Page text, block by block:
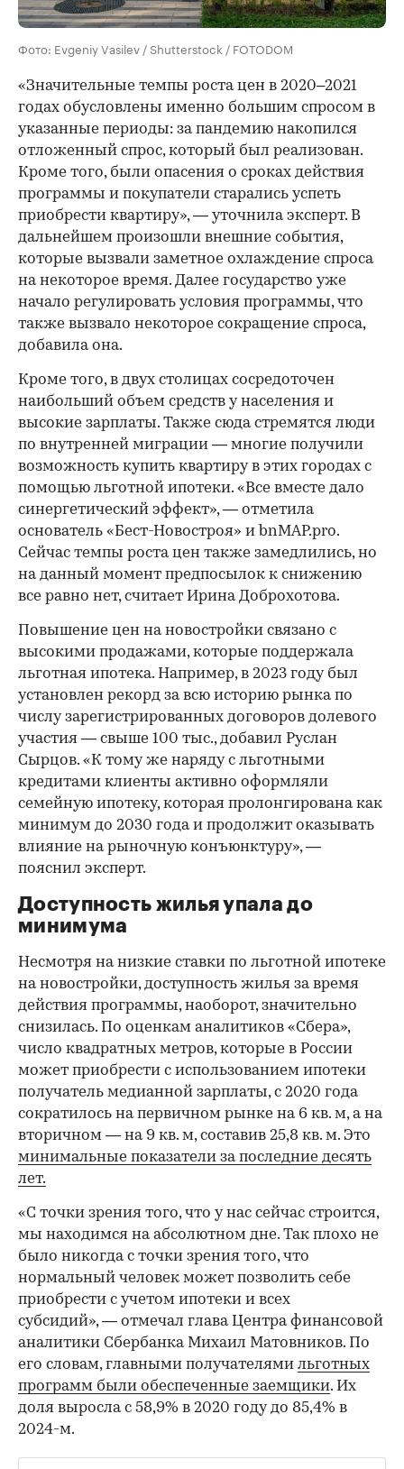
Фото: Evgeniy Vasilev / Shutterstock / FOTODOM
«Значительные темпы роста цен в 2020–2021
годах обусловлены именно большим спросом в
указанные периоды: за пандемию накопился
отложенный спрос, который был реализован.
Кроме того, были опасения о сроках действия
программы и покупатели старались успеть
приобрести квартиру», — уточнила эксперт. В
дальнейшем произошли внешние события,
которые вызвали заметное охлаждение спроса
на некоторое время. Далее государство уже
начало регулировать условия программы, что
также вызвало некоторое сокращение спроса,
добавила она.
Кроме того, в двух столицах сосредоточен
наибольший объем средств у населения и
высокие зарплаты. Также сюда стремятся люди
по внутренней миграции — многие получили
возможность купить квартиру в этих городах с
помощью льготной ипотеки. «Все вместе дало
синергетический эффект», — отметила
основатель «Бест-Новостроя» и bnMAP.pro.
Сейчас темпы роста цен также замедлились, но
на данный момент предпосылок к снижению
все равно нет, считает Ирина Доброхотова.
Повышение цен на новостройки связано с
высокими продажами, которые поддержала
льготная ипотека. Например, в 2023 году был
установлен рекорд за всю историю рынка по
числу зарегистрированных договоров долевого
участия — свыше 100 тыс., добавил Руслан
Сырцов. «К тому же наряду с льготными
кредитами клиенты активно оформляли
семейную ипотеку, которая пролонгирована как
минимум до 2030 года и продолжит оказывать
влияние на рыночную конъюнктуру», —
пояснил эксперт.
Доступность жилья упала до
минимума
Несмотря на низкие ставки по льготной ипотеке
на новостройки, доступность жилья за время
действия программы, наоборот, значительно
снизилась. По оценкам аналитиков «Сбера»,
число квадратных метров, которые в России
может приобрести с использованием ипотеки
получатель медианной зарплаты, с 2020 года
сократилось на первичном рынке на 6 кв. м, а на
вторичном — на 9 кв. м, составив 25,8 кв. м. Это
минимальные показатели за последние десять
лет.
«С точки зрения того, что у нас сейчас строится,
мы находимся на абсолютном дне. Так плохо не
было никогда с точки зрения того, что
нормальный человек может позволить себе
приобрести с учетом ипотеки и всех
субсидий», — отмечал глава Центра финансовой
аналитики Сбербанка Михаил Матовников. По
его словам, главными получателями льготных
программ были обеспеченные заемщики. Их
доля выросла с 58,9% в 2020 году до 85,4% в
2024-м.